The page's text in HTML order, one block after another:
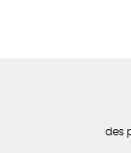
CUISINE / des